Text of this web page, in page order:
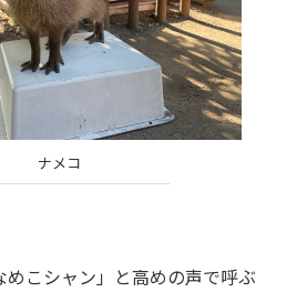
ナメコ
こシャン」と高めの声で呼ぶ